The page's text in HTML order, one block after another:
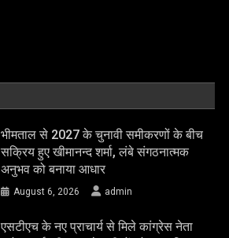
भीमताल से 2027 के चुनावी समीकरणों के बीच
सक्रिय हुए खीमानन्द शर्मा, लंबे संगठनात्मक
अनुभव को बनाया आधार
August 6, 2026 admin
एसटीएच के नए प्राचार्य से मिले कांग्रेस नेता